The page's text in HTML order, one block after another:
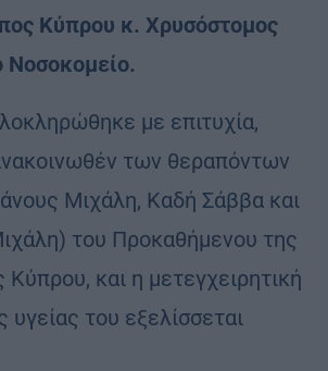
Κύπρου κ. Χρυσόστομος
Νοσοκομείο.
με επιτυχία,
των θεραπόντων
Μιχάλη, Καδή Σάββα και
του Προκαθήμενου της
Κύπρου, και η μετεγχειρητική
υγείας του εξελίσσεται